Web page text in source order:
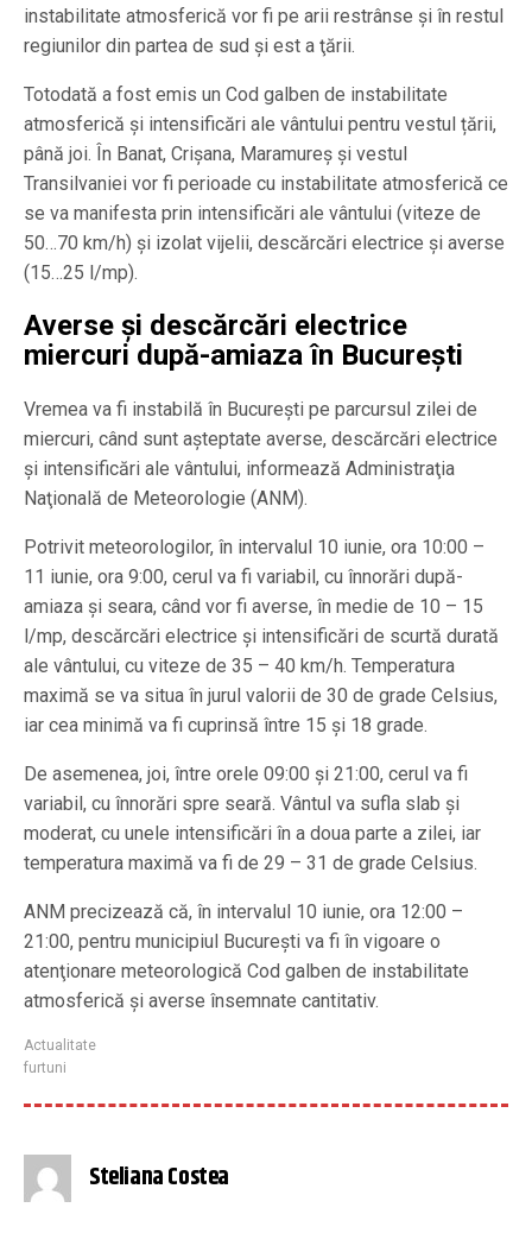
instabilitate atmosferică vor fi pe arii restrânse şi în restul
regiunilor din partea de sud şi est a ţării.
Totodată a fost emis un Cod galben de instabilitate
atmosferică și intensificări ale vântului pentru vestul țării,
până joi. În Banat, Crișana, Maramureș și vestul
Transilvaniei vor fi perioade cu instabilitate atmosferică ce
se va manifesta prin intensificări ale vântului (viteze de
50…70 km/h) și izolat vijelii, descărcări electrice și averse
(15…25 l/mp).
Averse şi descărcări electrice
miercuri după-amiaza în Bucureşti
Vremea va fi instabilă în Bucureşti pe parcursul zilei de
miercuri, când sunt aşteptate averse, descărcări electrice
şi intensificări ale vântului, informează Administraţia
Naţională de Meteorologie (ANM).
Potrivit meteorologilor, în intervalul 10 iunie, ora 10:00 –
11 iunie, ora 9:00, cerul va fi variabil, cu înnorări după-
amiaza şi seara, când vor fi averse, în medie de 10 – 15
l/mp, descărcări electrice şi intensificări de scurtă durată
ale vântului, cu viteze de 35 – 40 km/h. Temperatura
maximă se va situa în jurul valorii de 30 de grade Celsius,
iar cea minimă va fi cuprinsă între 15 şi 18 grade.
De asemenea, joi, între orele 09:00 şi 21:00, cerul va fi
variabil, cu înnorări spre seară. Vântul va sufla slab şi
moderat, cu unele intensificări în a doua parte a zilei, iar
temperatura maximă va fi de 29 – 31 de grade Celsius.
ANM precizează că, în intervalul 10 iunie, ora 12:00 –
21:00, pentru municipiul Bucureşti va fi în vigoare o
atenţionare meteorologică Cod galben de instabilitate
atmosferică şi averse însemnate cantitativ.
Actualitate
furtuni
Steliana Costea